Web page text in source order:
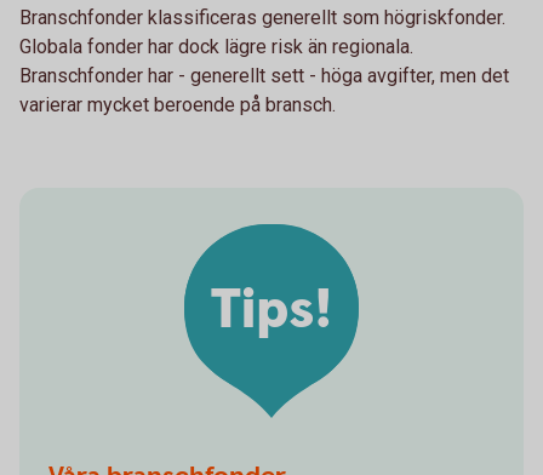
Branschfonder klassificeras generellt som högriskfonder.
Globala fonder har dock lägre risk än regionala.
Branschfonder har - generellt sett - höga avgifter, men det
varierar mycket beroende på bransch.
Tips!